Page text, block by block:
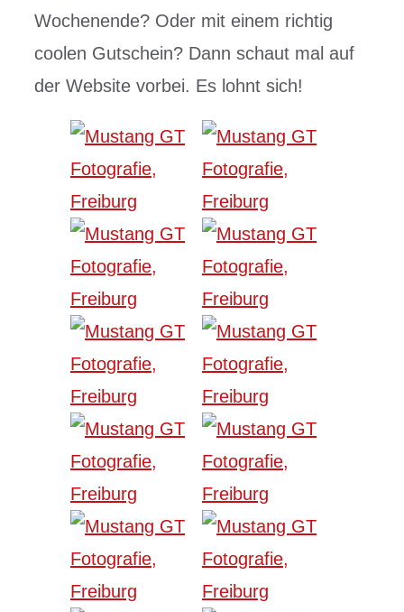
Wochenende? Oder mit einem richtig
coolen Gutschein? Dann schaut mal auf
der Website vorbei. Es lohnt sich!